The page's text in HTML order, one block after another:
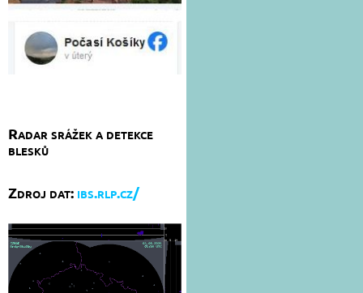
Radar srážek a detekce
blesků
Zdroj dat: ibs.rlp.cz/